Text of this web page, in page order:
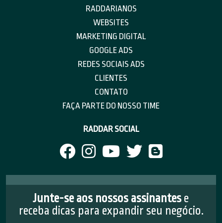
RADDARIANOS
WEBSITES
MARKETING DIGITAL
GOOGLE ADS
REDES SOCIAIS ADS
CLIENTES
CONTATO
FAÇA PARTE DO NOSSO TIME
RADDAR SOCIAL
Junte-se aos nossos assinantes e
receba dicas para expandir seu negócio.